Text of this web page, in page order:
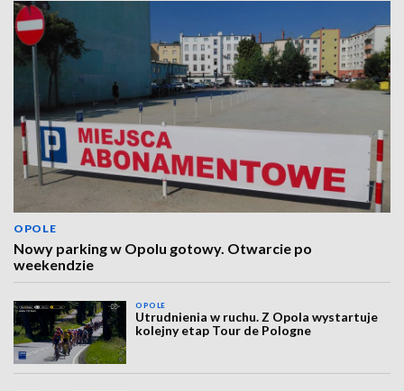
OPOLE
Nowy parking w Opolu gotowy. Otwarcie po
weekendzie
OPOLE
Utrudnienia w ruchu. Z Opola wystartuje
kolejny etap Tour de Pologne